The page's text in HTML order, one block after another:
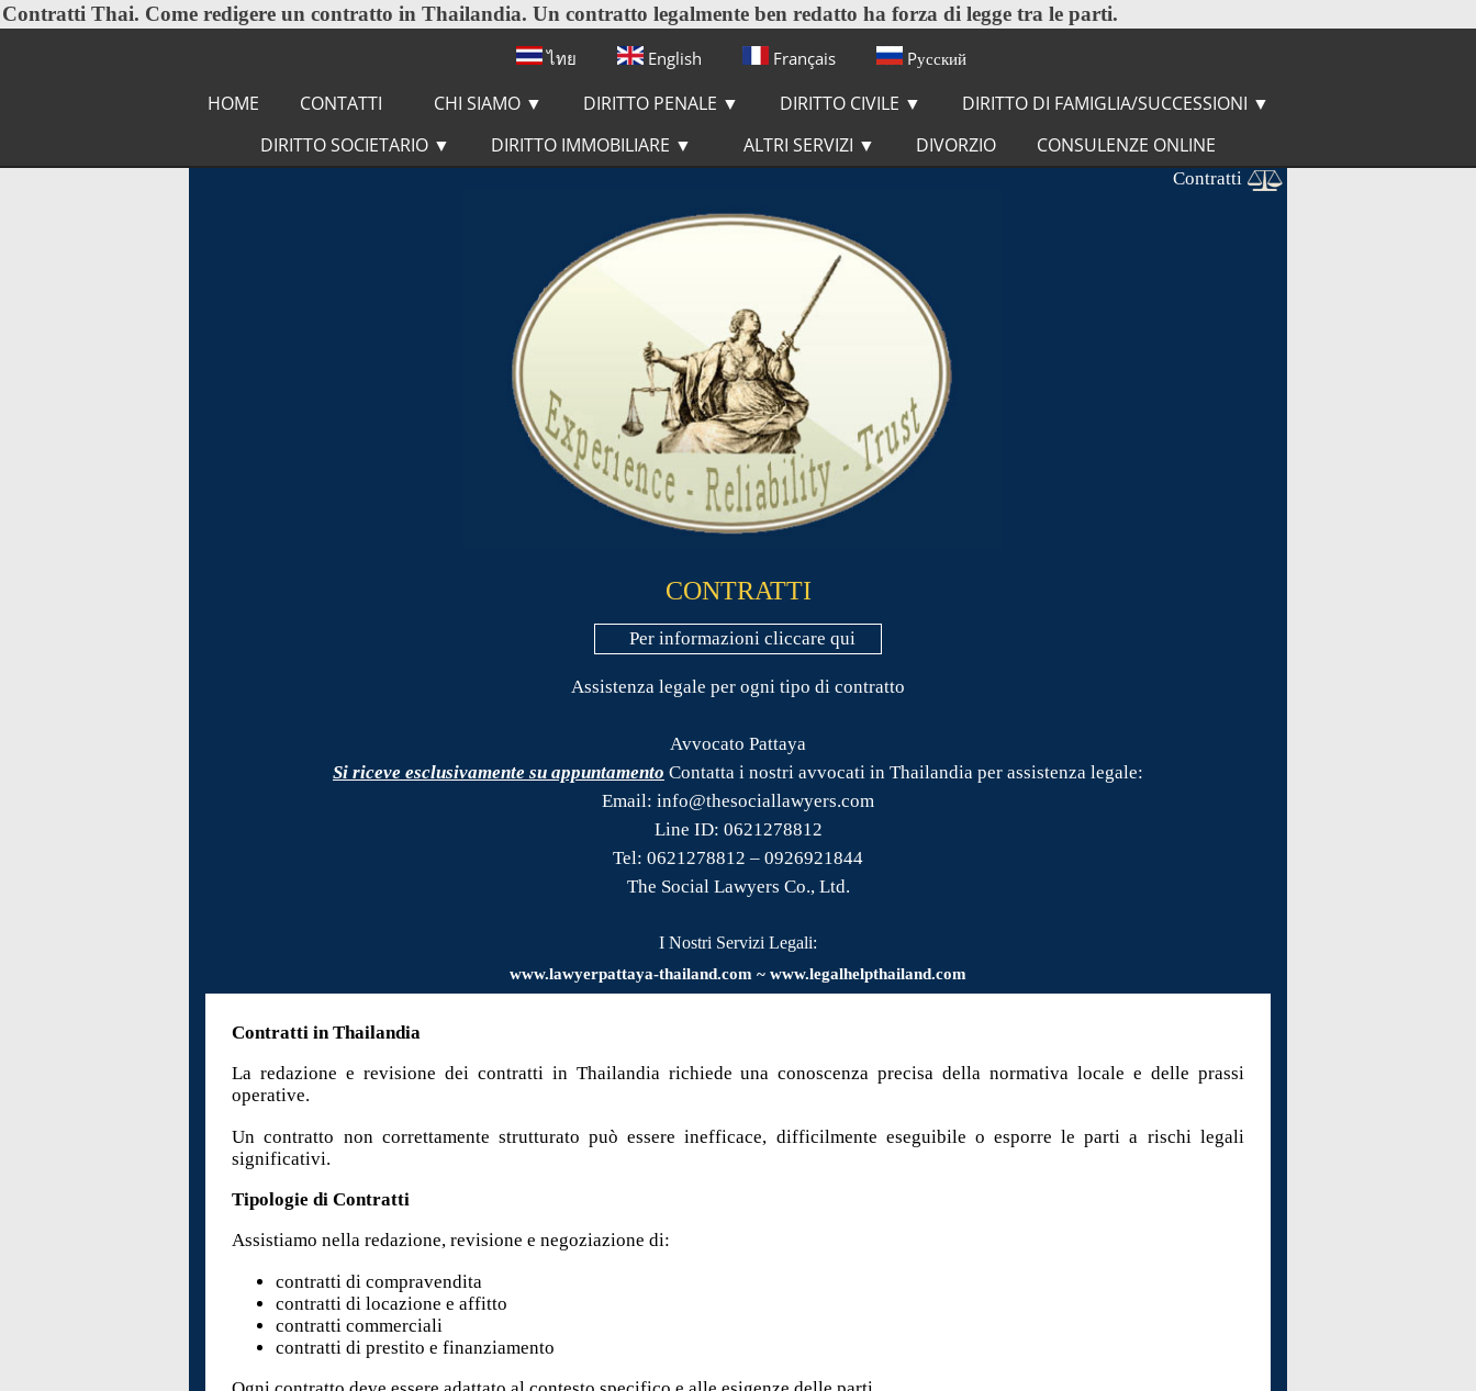
Contratti Thai. Come redigere un contratto in Thailandia. Un contratto legalmente ben redatto ha forza di legge tra le parti.
ไทย English Français Pусский
HOME CONTATTI CHI SIAMO ▼ DIRITTO PENALE ▼ DIRITTO CIVILE ▼ DIRITTO DI FAMIGLIA/SUCCESSIONI ▼
DIRITTO SOCIETARIO ▼ DIRITTO IMMOBILIARE ▼ ALTRI SERVIZI ▼ DIVORZIO CONSULENZE ONLINE
Contratti
CONTRATTI
Per informazioni cliccare qui
Assistenza legale per ogni tipo di contratto
Avvocato Pattaya
Si riceve esclusivamente su appuntamento Contatta i nostri avvocati in Thailandia per assistenza legale:
Email: info@thesociallawyers.com
Line ID: 0621278812
Tel: 0621278812 – 0926921844
The Social Lawyers Co., Ltd.
I Nostri Servizi Legali:
www.lawyerpattaya-thailand.com ~ www.legalhelpthailand.com
Contratti in Thailandia
La redazione e revisione dei contratti in Thailandia richiede una conoscenza precisa della normativa locale e delle prassi
operative.
Un contratto non correttamente strutturato può essere inefficace, difficilmente eseguibile o esporre le parti a rischi legali
significativi.
Tipologie di Contratti
Assistiamo nella redazione, revisione e negoziazione di:
contratti di compravendita
contratti di locazione e affitto
contratti commerciali
contratti di prestito e finanziamento